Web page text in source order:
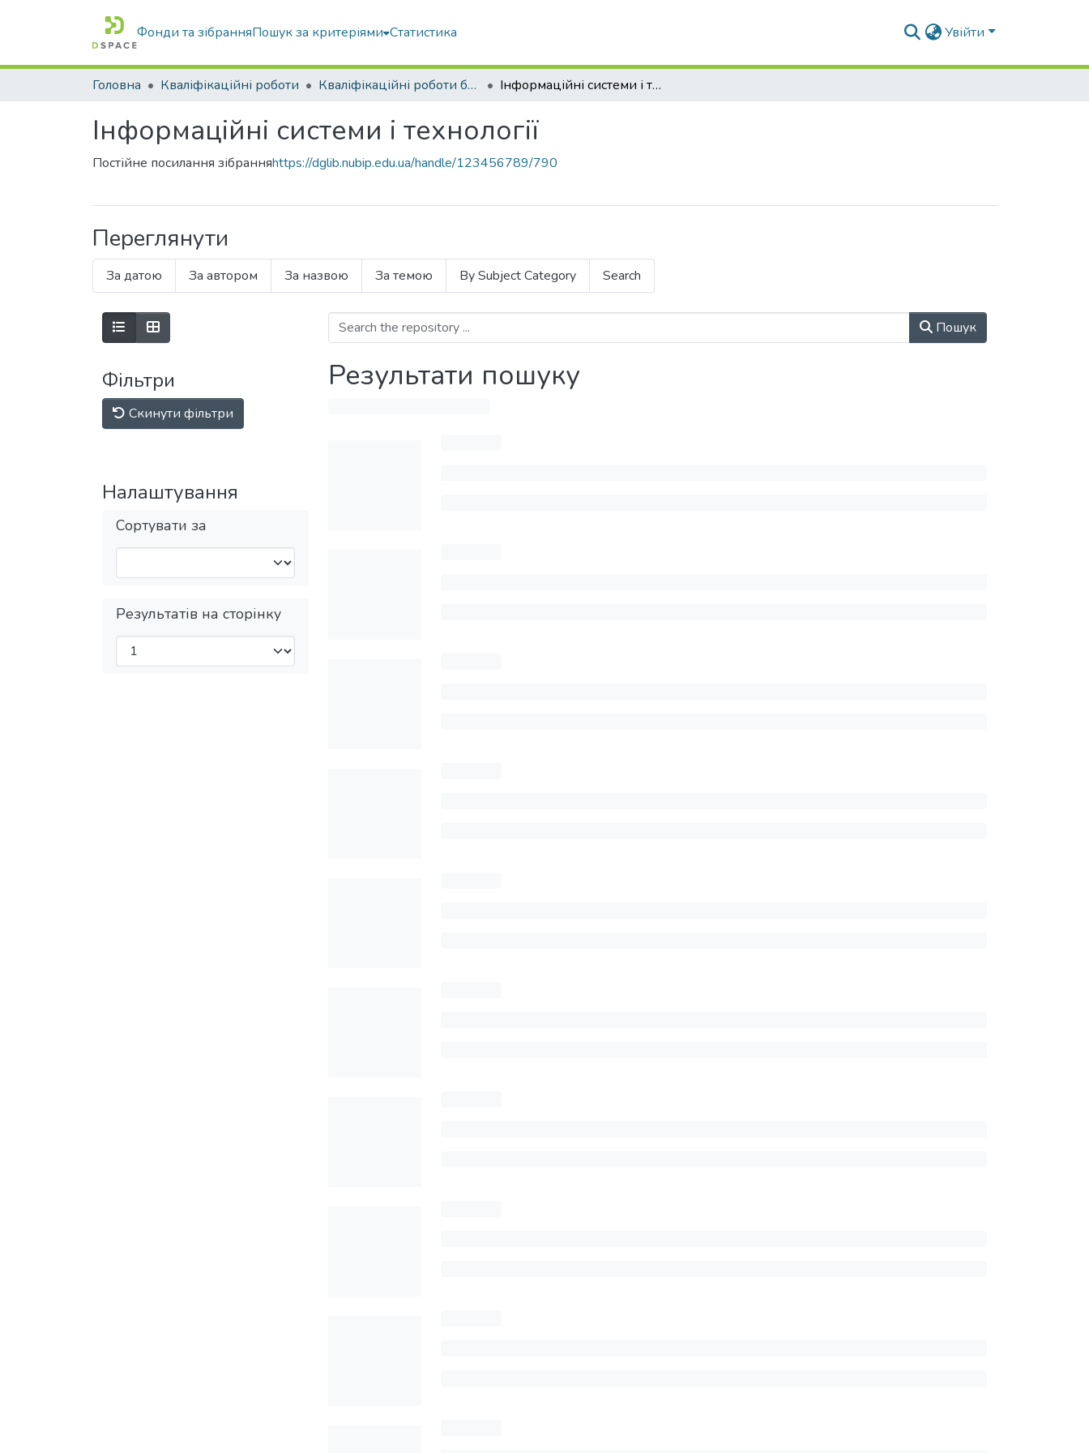
Фонди та зібранняПошук за критеріями Статистика Увійти
Головна Кваліфікаційні роботи Кваліфікаційні роботи бакалаврів Інформаційні системи і технології
Інформаційні системи і технології
Постійне посилання зібранняhttps://dglib.nubip.edu.ua/handle/123456789/790
Переглянути
За датою За автором За назвою За темою By Subject Category Search
Фільтри
Скинути фільтри
Налаштування
Сортувати за
Результатів на сторінку
Пошук
Результати пошуку